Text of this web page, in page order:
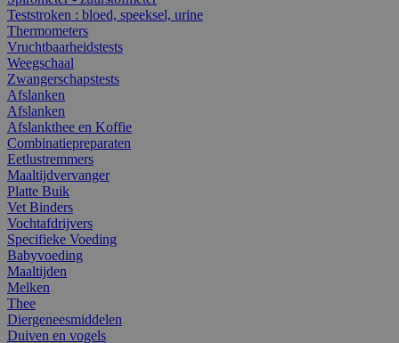
Teststroken : bloed, speeksel, urine
Thermometers
Vruchtbaarheidstests
Weegschaal
Zwangerschapstests
Afslanken
Afslanken
Afslankthee en Koffie
Combinatiepreparaten
Eetlustremmers
Maaltijdvervanger
Platte Buik
Vet Binders
Vochtafdrijvers
Specifieke Voeding
Babyvoeding
Maaltijden
Melken
Thee
Diergeneesmiddelen
Duiven en vogels